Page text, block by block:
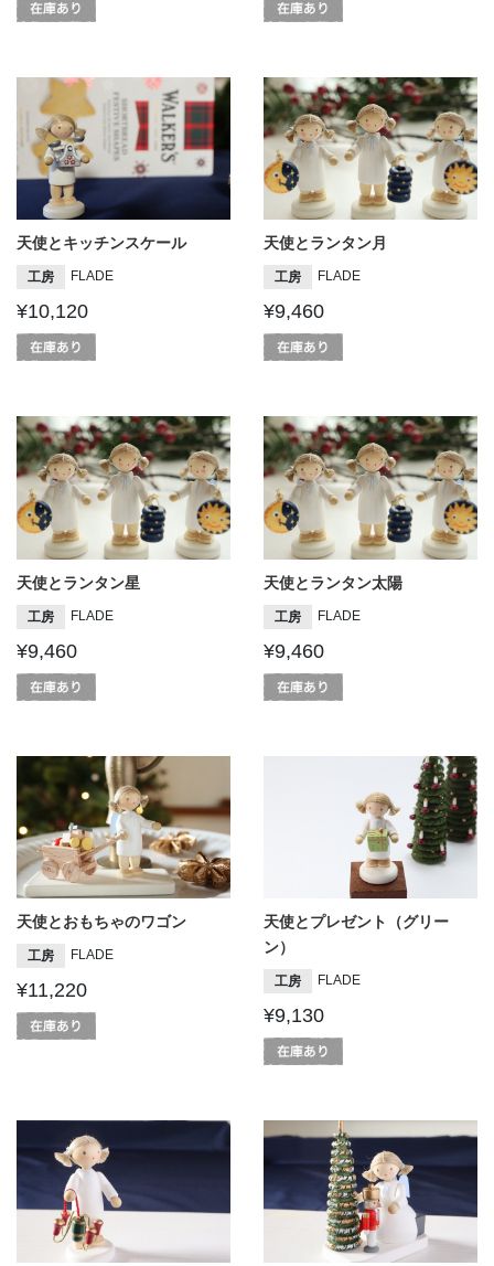
天使とキッチンスケール
工房 FLADE
¥10,120
天使とランタン月
工房 FLADE
¥9,460
天使とランタン星
工房 FLADE
¥9,460
天使とランタン太陽
工房 FLADE
¥9,460
天使とおもちゃのワゴン
工房 FLADE
¥11,220
天使とプレゼント（グリー
ン）
工房 FLADE
¥9,130